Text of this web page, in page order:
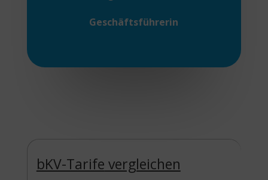
Geschäftsführerin
bKV-Tarife vergleichen